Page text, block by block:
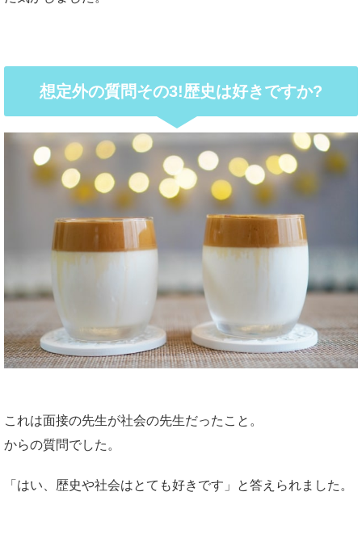
想定外の質問その3!歴史は好きですか?
これは面接の先生が社会の先生だったこと。
からの質問でした。
「はい、歴史や社会はとても好きです」と答えられました。